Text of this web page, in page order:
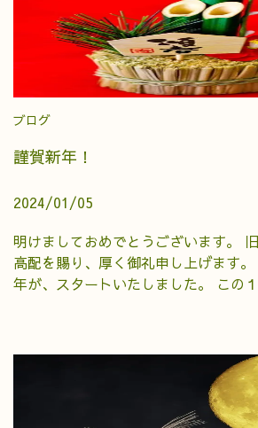
ブログ
謹賀新年！
2024/01/05
明けましておめでとうございます。
高配を賜り、厚く御礼申し上げます
年が、スタートいたしました。 この